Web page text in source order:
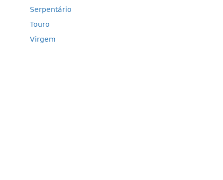
Serpentário
Touro
Virgem